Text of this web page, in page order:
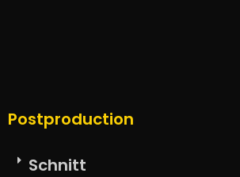
Postproduction
Schnitt